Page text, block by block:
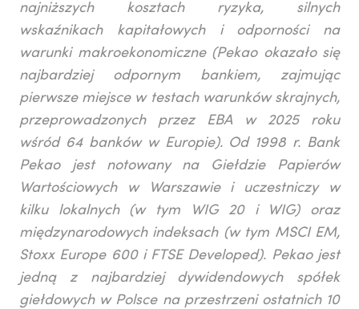
najniższych kosztach ryzyka, silnych
wskaźnikach kapitałowych i odporności na
warunki makroekonomiczne (Pekao okazało się
najbardziej odpornym bankiem, zajmując
pierwsze miejsce w testach warunków skrajnych,
przeprowadzonych przez EBA w 2025 roku
wśród 64 banków w Europie). Od 1998 r. Bank
Pekao jest notowany na Giełdzie Papierów
Wartościowych w Warszawie i uczestniczy w
kilku lokalnych (w tym WIG 20 i WIG) oraz
międzynarodowych indeksach (w tym MSCI EM,
Stoxx Europe 600 i FTSE Developed). Pekao jest
jedną z najbardziej dywidendowych spółek
giełdowych w Polsce na przestrzeni ostatnich 10